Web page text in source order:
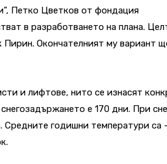
Петко Цветков от фондация
в разработването на плана.
Пирин. Окончателният му вариант
и лифтове, нито се изнасят
е 170 дни. При
Средните годишни температури са